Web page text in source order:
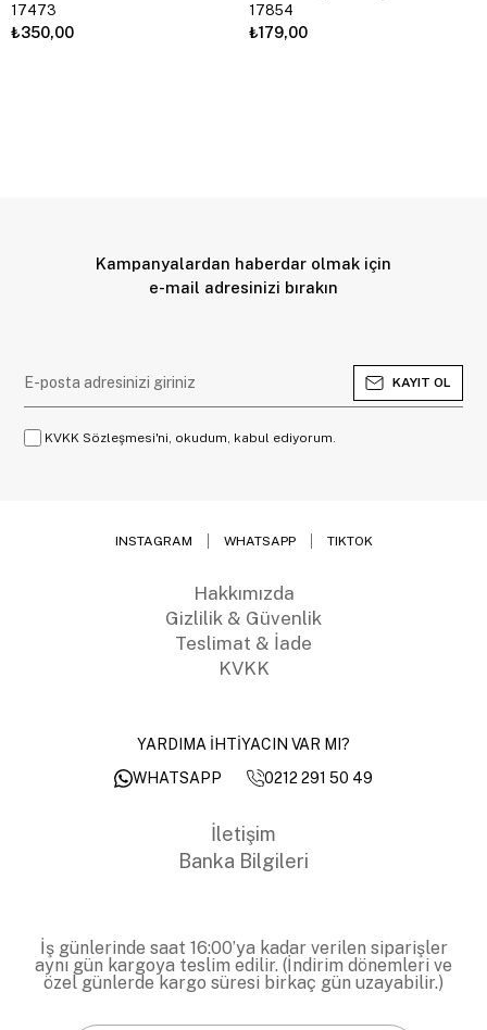
17473
₺350,00
17854
₺179,00
Kampanyalardan haberdar olmak için
e-mail adresinizi bırakın
KAYIT OL
KVKK Sözleşmesi'ni, okudum, kabul ediyorum.
INSTAGRAM WHATSAPP TIKTOK
Hakkımızda
Gizlilik & Güvenlik
Teslimat & İade
KVKK
YARDIMA İHTİYACIN VAR MI?
WHATSAPP
0212 291 50 49
İletişim
Banka Bilgileri
İş günlerinde saat 16:00’ya kadar verilen siparişler
aynı gün kargoya teslim edilir. (İndirim dönemleri ve
özel günlerde kargo süresi birkaç gün uzayabilir.)